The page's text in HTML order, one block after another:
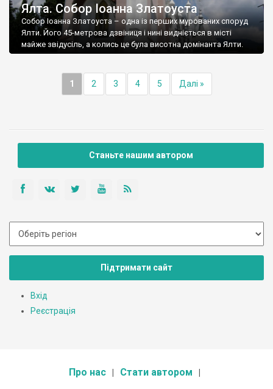
Ялта. Собор Іоанна Златоуста
Собор Іоанна Златоуста – одна із перших мурованих споруд
Ялти. Його 45-метрова дзвіниця і нині видніється в місті
майже звідусіль, а колись це була висотна домінанта Ялти.
1 2 3 4 5 Далі »
Станьте нашим автором
Підтримати сайт
Вхід
Реєстрація
Про нас Стати автором